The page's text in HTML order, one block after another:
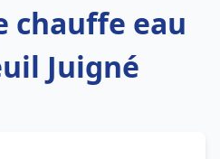
chauffe eau
Juigné